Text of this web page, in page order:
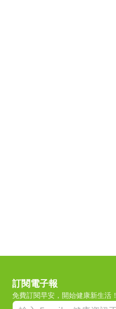
訂閱電子報
免費訂閱早安，開始健康新生活！